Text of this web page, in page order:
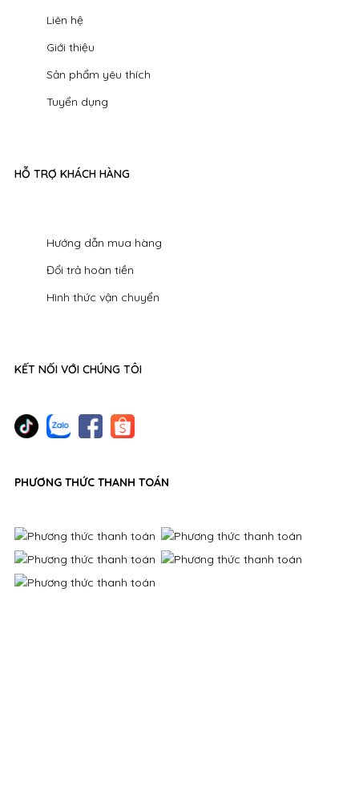
Liên hệ
Giới thiệu
Sản phẩm yêu thích
Tuyển dụng
HỖ TRỢ KHÁCH HÀNG
Hướng dẫn mua hàng
Đổi trả hoàn tiền
Hình thức vận chuyển
KẾT NỐI VỚI CHÚNG TÔI
PHƯƠNG THỨC THANH TOÁN